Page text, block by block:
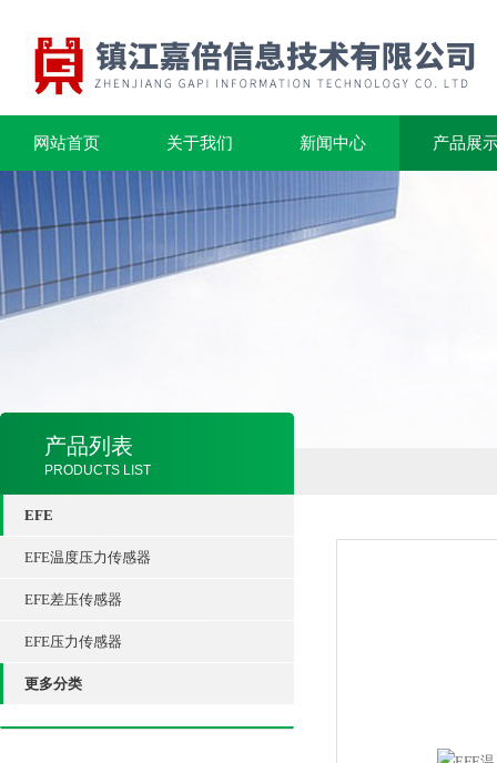
网站首页 关于我们 新闻中心 产品展
产品列表
PRODUCTS LIST
EFE
EFE温度压力传感器
EFE差压传感器
EFE压力传感器
更多分类